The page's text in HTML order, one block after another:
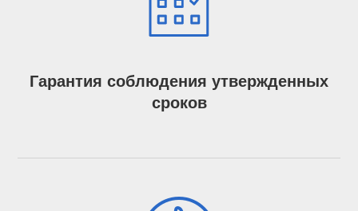
Гарантия соблюдения утвержденных
сроков